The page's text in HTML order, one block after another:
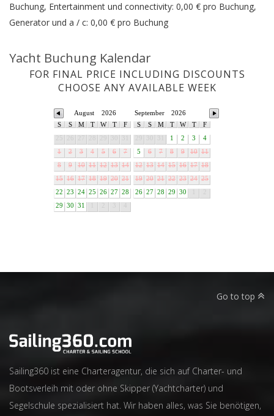
Buchung, Entertainment und connectivity: 0,00 € pro Buchung,
Generator und a / c: 0,00 € pro Buchung
Yacht Buchung Kalendar
FOR FINAL PRICE INCLUDING DISCOUNTS
CHOOSE ANY AVAILABLE WEEK
2026
August
S
S M T W T
F
1
2 3 4 5 6
7
8
9 10 11 12 13 14
15 16 17 18 19 20 21
22
23 24 25 26 27
28
29
30 31
2026
September
S
S M T W T
F
1 2 3
4
5
6 7 8 9 10 11
12 13 14 15 16 17 18
19 20 21 22 23 24 25
26 27 28 29 30
Go to top
Sailing360 ist eine Charteragentur, die sich auf Charter- und
Bootsverleih mit oder ohne Skipper (Yachtcharter) und
Segelschule spezialisiert hat. Wir haben alles, was Sie benötigen,